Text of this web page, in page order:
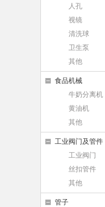
人孔
视镜
清洗球
卫生泵
其他
食品机械
牛奶分离机
黄油机
其他
工业阀门及管件
工业阀门
丝扣管件
其他
管子